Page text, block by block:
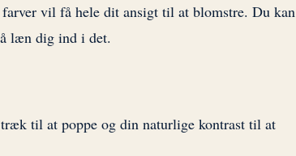
vil få hele dit ansigt til at blomstre. Du kan
læn dig ind i det.
til at poppe og din naturlige kontrast til at